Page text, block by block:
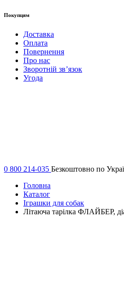
Покупцям
Доставка
Оплата
Повернення
Про нас
Зворотній зв’язок
Угода
0 800 214-035 Безкоштовно по
Головна
Каталог
Іграшки для собак
Літаюча тарілка ФЛАЙБЕР,